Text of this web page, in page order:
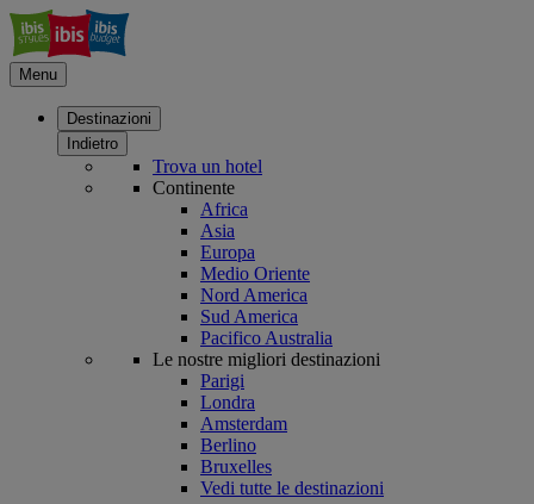
Menu
Destinazioni
Indietro
Trova un hotel
Continente
Africa
Asia
Europa
Medio Oriente
Nord America
Sud America
Pacifico Australia
Le nostre migliori destinazioni
Parigi
Londra
Amsterdam
Berlino
Bruxelles
Vedi tutte le destinazioni